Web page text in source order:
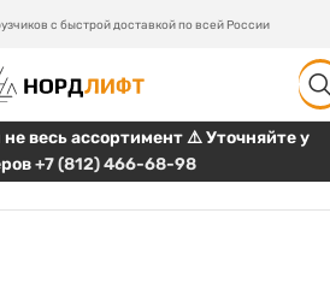
с быстрой доставкой по всей России
весь ассортимент ⚠️ Уточняйте у
+7 (812) 466-68-98